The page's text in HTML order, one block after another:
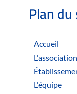
Plan
Accueil
L'association
L'équipe